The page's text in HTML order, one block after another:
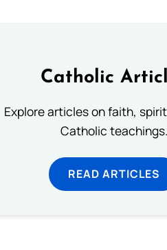
Catholic
Explore articles on faith,
Catholic teachings.
READ ARTICLES